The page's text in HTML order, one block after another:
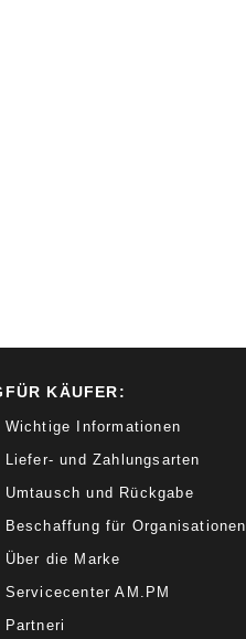
FÜR KÄUFER:
Wichtige Informationen
Liefer- und Zahlungsarten
Umtausch und Rückgabe
Beschaffung für Organisationen
Über die Marke
Servicecenter AM.PM
Partneri